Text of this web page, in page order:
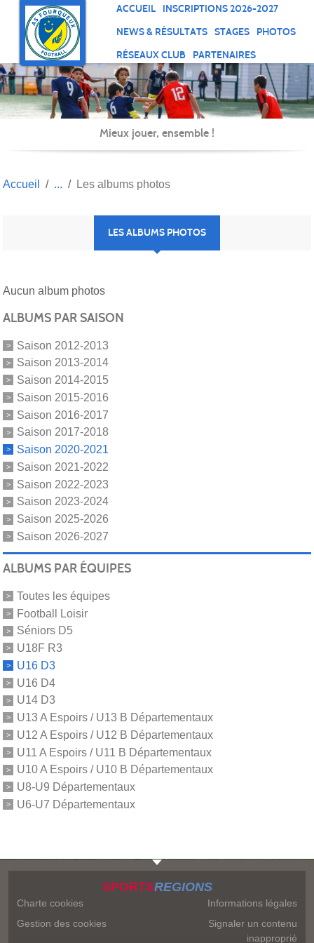
ACCUEIL
INSCRIPTIONS 2026-2027
NEWS & RÉSULTATS
STAGES
PHOTOS
RÉSEAUX CLUB
PARTENAIRES
Mieux jouer, ensemble !
Accueil Les albums photos
LES ALBUMS PHOTOS
Aucun album photos
ALBUMS PAR SAISON
Saison 2012-2013
Saison 2013-2014
Saison 2014-2015
Saison 2015-2016
Saison 2016-2017
Saison 2017-2018
Saison 2020-2021
Saison 2021-2022
Saison 2022-2023
Saison 2023-2024
Saison 2025-2026
Saison 2026-2027
ALBUMS PAR ÉQUIPES
Toutes les équipes
Football Loisir
Séniors D5
U18F R3
U16 D3
U16 D4
U14 D3
U13 A Espoirs / U13 B Départementaux
U12 A Espoirs / U12 B Départementaux
U11 A Espoirs / U11 B Départementaux
U10 A Espoirs / U10 B Départementaux
U8-U9 Départementaux
U6-U7 Départementaux
SPORTSREGIONS
Charte cookies
Gestion des cookies
Informations légales
Signaler un contenu
inapproprié
Panneau de gestion des cookies